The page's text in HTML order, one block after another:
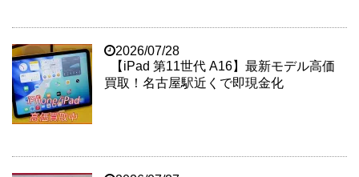
2026/07/28
【iPad 第11世代 A16】最新モデル高価
買取！名古屋駅近くで即現金化